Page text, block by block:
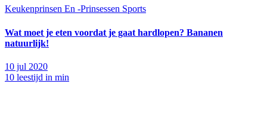
Keukenprinsen En -Prinsessen Sports
Wat moet je eten voordat je gaat hardlopen? Bananen
natuurlijk!
10 jul 2020
10 leestijd in min